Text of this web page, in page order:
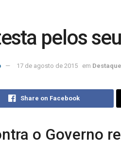
pelos
17 de agosto de 2015 em
Share on Facebook
o Governo